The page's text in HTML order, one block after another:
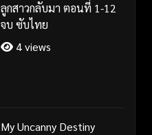
ลูกสาวกลับมา ตอนที่ 1-12
จบ ซับไทย
4 views
My Uncanny Destiny